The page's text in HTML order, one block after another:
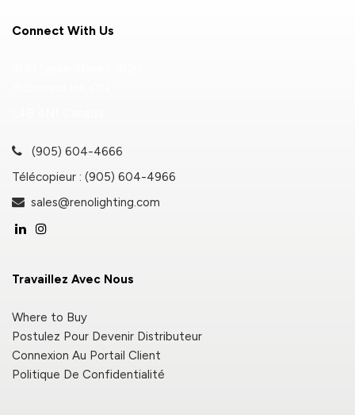
Connect With Us
(905) 604-4666
Télécopieur : (905) 604-4966
sales@renolighting.com
Travaillez Avec Nous
Where to Buy
Postulez Pour Devenir Distributeur
Connexion Au Portail Client
Politique De Confidentialité